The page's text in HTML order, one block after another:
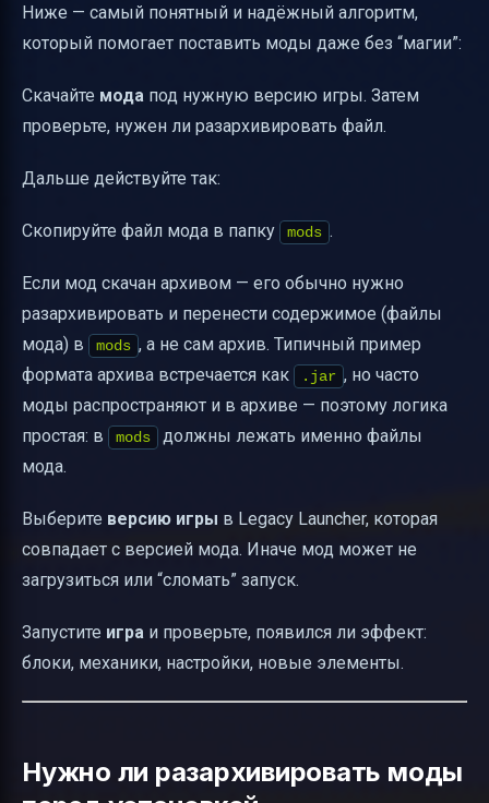
Ниже — самый понятный и надёжный алгоритм,
который помогает поставить моды даже без “магии”:
Скачайте мода под нужную версию игры. Затем
проверьте, нужен ли разархивировать файл.
Дальше действуйте так:
Скопируйте файл мода в папку mods .
Если мод скачан архивом — его обычно нужно
разархивировать и перенести содержимое (файлы
мода) в
mods , а не сам архив. Типичный пример
формата архива встречается как
.jar , но часто
моды распространяют и в архиве — поэтому логика
простая: в
mods
должны лежать именно файлы
мода.
Выберите версию игры в Legacy Launcher, которая
совпадает с версией мода. Иначе мод может не
загрузиться или “сломать” запуск.
Запустите игра и проверьте, появился ли эффект:
блоки, механики, настройки, новые элементы.
Нужно ли разархивировать моды